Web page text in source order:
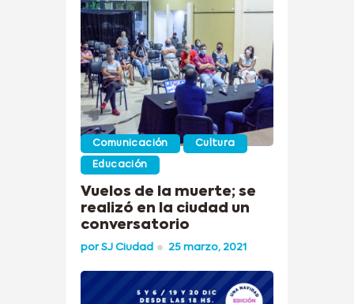
Comunicación Cultura
Educación
Vuelos de la muerte; se
realizó en la ciudad un
conversatorio
porSJ Ciudad 25 marzo, 2021